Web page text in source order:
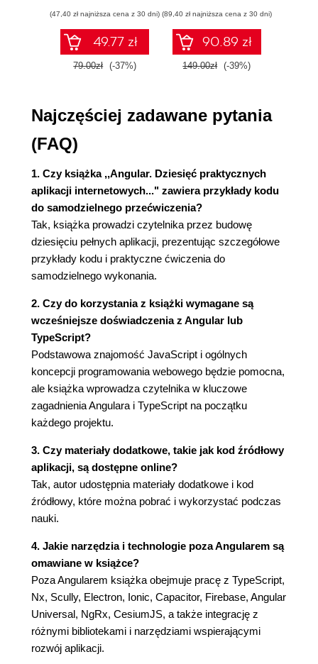
Podstawowe koncepcje i kontekst
Omówienie projektu
Rozpoczęcie pracy
Ustawianie routingu w aplikacji tworzonej za
Konfigurowanie routingu w aplikacji
Dodawanie strony z artykułami
Scully
Instalowanie biblioteki Scully
Inicjalizowanie strony blogowej
Wyświetlanie wpisów blogowych na stronie
głównej
Podsumowanie
Pytania sprawdzające
Materiały dodatkowe
Rozdział 3. Budowanie systemu śledzenia
problemów z użyciem formularzy reaktywnych
Podstawowe koncepcje i kontekst
Omówienie projektu
Rozpoczęcie pracy
Instalowanie biblioteki Clarity w aplikacji napisanej
Wyświetlanie spisu problemów
Pobieranie problemów do rozwiązania
Wizualizacja problemów w siatce danych
Zgłaszanie nowych problemów
problemów
Wyświetlanie nowego problemu na liście
Sprawdzanie poprawności danych problemu
Oznaczanie problemu jako rozwiązanego
Włączanie podpowiedzi na temat nowych
problemów
Podsumowanie
(47,40 zł najniższa cena z 30 dni)
49.77 zł
79.00zł (-37%)
(89,40 zł najniższa cena z 30 dni)
90.89 zł
149.00zł (-39%)
Najczęściej zadawane pytania
(FAQ)
1. Czy książka ,,Angular. Dziesięć praktycznych
aplikacji internetowych..." zawiera przykłady kodu
do samodzielnego przećwiczenia?
Tak, książka prowadzi czytelnika przez budowę
dziesięciu pełnych aplikacji, prezentując szczegółowe
przykłady kodu i praktyczne ćwiczenia do
samodzielnego wykonania.
2. Czy do korzystania z książki wymagane są
wcześniejsze doświadczenia z Angular lub
TypeScript?
Podstawowa znajomość JavaScript i ogólnych
koncepcji programowania webowego będzie pomocna,
ale książka wprowadza czytelnika w kluczowe
zagadnienia Angulara i TypeScript na początku
każdego projektu.
3. Czy materiały dodatkowe, takie jak kod źródłowy
aplikacji, są dostępne online?
Tak, autor udostępnia materiały dodatkowe i kod
źródłowy, które można pobrać i wykorzystać podczas
nauki.
4. Jakie narzędzia i technologie poza Angularem są
omawiane w książce?
Poza Angularem książka obejmuje pracę z TypeScript,
Nx, Scully, Electron, Ionic, Capacitor, Firebase, Angular
Universal, NgRx, CesiumJS, a także integrację z
różnymi bibliotekami i narzędziami wspierającymi
rozwój aplikacji.